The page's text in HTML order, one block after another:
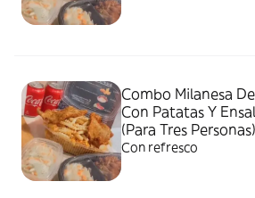
Combo Milanesa
Con Patatas Y
(Para Tres Personas)
Con refresco